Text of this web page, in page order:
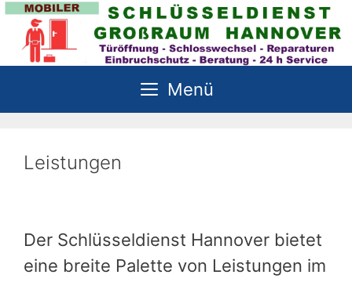
Zum
Inhalt
springen
Menü
Leistungen
Der Schlüsseldienst Hannover bietet
eine breite Palette von Leistungen im